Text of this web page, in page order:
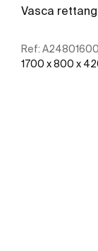
Vasca
Ref:
1700 x 800 x